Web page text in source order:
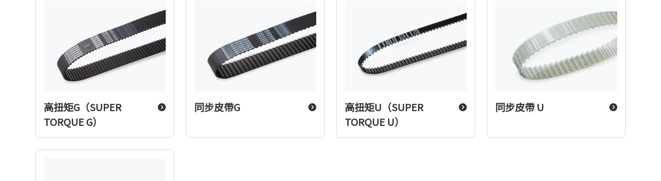
高扭矩G（SUPER
TORQUE G）
同步皮帶G
高扭矩U（SUPER
TORQUE U）
同步皮帶 U